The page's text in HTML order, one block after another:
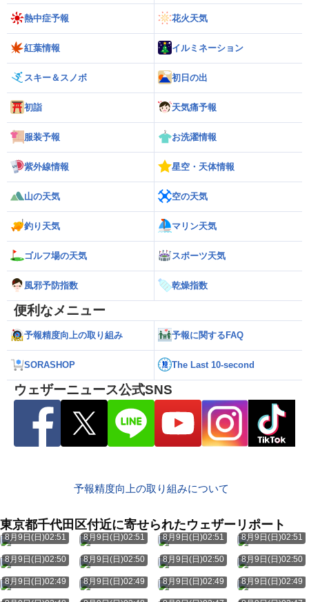
熱中症予報 花火天気
紅葉情報 イルミネーション
スキー＆スノボ 初日の出
初詣 天気痛予報
服装予報 お洗濯情報
紫外線情報 星空・天体情報
山の天気 空の天気
釣り天気 マリン天気
ゴルフ場の天気 スポーツ天気
風邪予防指数 乾燥指数
便利なメニュー
予報精度向上の取り組み 予報に関するFAQ
SORASHOP The Last 10-second
ウェザーニュース公式SNS
予報精度向上の取り組みについて
東京都千代田区付近に寄せられたウェザーリポート
8月9日(日)02:51 8月9日(日)02:51 8月9日(日)02:51 8月9日(日)02:51
8月9日(日)02:50 8月9日(日)02:50 8月9日(日)02:50 8月9日(日)02:50
8月9日(日)02:49 8月9日(日)02:49 8月9日(日)02:49 8月9日(日)02:49